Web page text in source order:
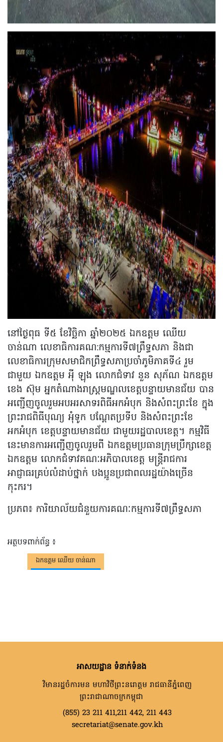
នៅថ្ងៃពុធ ទី៥ ខែវិច្ឆិកា ឆ្នាំ២០២៥ ឯកឧត្តម ឈើយ
ចាន់ណា លេខាធិការគណ:កម្មការទី៧ព្រឹទ្ធសភា និងជា
លេខាធិការក្រុមសមាជិកព្រឹទ្ធសភាប្រចាំភូមិភាគទី៤ រួម
ជាមួយ ឯកឧត្តម អុី ឡុង លោកជំទាវ នួន សុភ័ណ ឯកឧត្តម
ខេង ស៊ុម អ្នកតំណាងរាស្រ្តមណ្ឌលខេត្តបន្ទាយមានជ័យ បាន
អញ្ជើញចូលរួមអបអរសាទរពិធីអកអំបុក និងសំពះព្រះខែ ក្នុង
ព្រះរាជពិធីបុណ្យ អុំទូក បណ្ដែតប្រទីប និងសំពះព្រះខែ
អកអំបុក ខេត្តបន្ទាយមានជ័យ ជាមួយរដ្ឋបាលខេត្ត។ កម្មវិធី
នេះមានការអញ្ជើញចូលរួមពី ឯកឧត្តមប្រធានក្រុមប្រឹក្សាខេត្ត
ឯកឧត្តម លោកជំទាវគណៈអភិបាលខេត្ត មន្រ្តីរាជការ
អាជ្ញាធរគ្រប់លំដាប់ថ្នាក់ បងប្អូនប្រជាពលរដ្ឋយ៉ាងច្រើន
កុះករ។
ប្រភព៖ ការិយាល័យ​ជំនួយ​ការ​គណៈកម្មការ​ទី៧ព្រឹទ្ធសភា
អត្ថបទពាក់ព័ន្ធ ៖
ឯកឧត្តម ឈើយ ចាន់ណា
អាសយដ្ឋាន ទំនាក់ទំនង
វិមានរដ្ឋចំការមន មហាវិថីព្រះនរោត្តម រាជធានីភ្នំពេញ
ព្រះរាជាណាចក្រកម្ពុជា
(855) 23 211 411,211 442, 211 443
secretariat@senate.gov.kh